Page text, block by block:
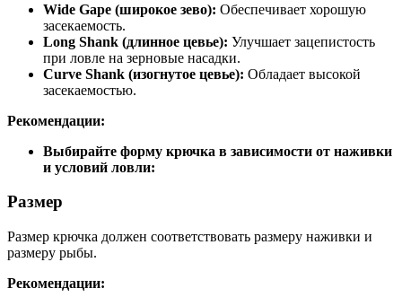
Wide Gape (широкое зево): Обеспечивает хорошую
засекаемость.
Long Shank (длинное цевье): Улучшает зацепистость
при ловле на зерновые насадки.
Curve Shank (изогнутое цевье): Обладает высокой
засекаемостью.
Рекомендации:
Выбирайте форму крючка в зависимости от наживки
и условий ловли:
Размер
Размер крючка должен соответствовать размеру наживки и
размеру рыбы.
Рекомендации: